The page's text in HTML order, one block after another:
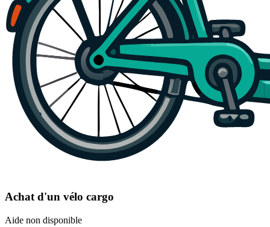
Achat d'un vélo cargo
Aide non disponible